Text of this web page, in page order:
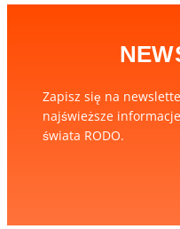
Zapisz się na
najświeższe
świata RODO.